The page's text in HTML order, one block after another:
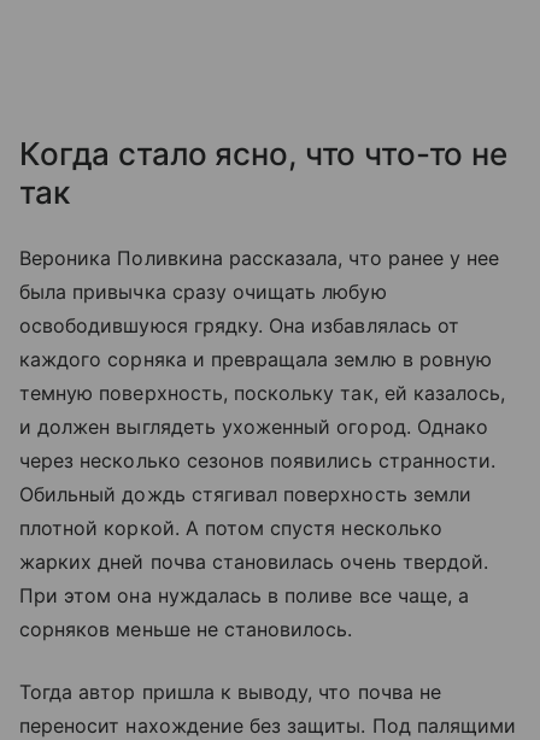
Когда стало ясно, что что-то не
так
Вероника Поливкина рассказала, что ранее у нее
была привычка сразу очищать любую
освободившуюся грядку. Она избавлялась от
каждого сорняка и превращала землю в ровную
темную поверхность, поскольку так, ей казалось,
и должен выглядеть ухоженный огород. Однако
через несколько сезонов появились странности.
Обильный дождь стягивал поверхность земли
плотной коркой. А потом спустя несколько
жарких дней почва становилась очень твердой.
При этом она нуждалась в поливе все чаще, а
сорняков меньше не становилось.
Тогда автор пришла к выводу, что почва не
переносит нахождение без защиты. Под палящими